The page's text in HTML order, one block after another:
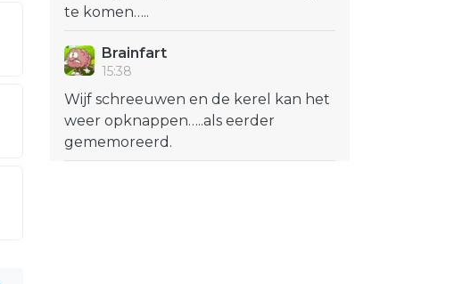
te komen…..
Brainfart
15:38
Wijf schreeuwen en de kerel kan het
weer opknappen…..als eerder
gememoreerd.